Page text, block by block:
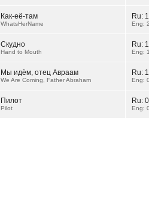
Как-её-там
WhatsHerName
Ru:
Eng:
Скудно
Hand to Mouth
Ru:
Eng:
Мы идём, отец Авраам
We Are Coming, Father Abraham
Ru:
Eng:
Пилот
Pilot
Ru:
Eng: